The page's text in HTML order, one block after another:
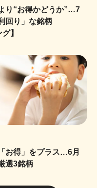
り“お得かどうか”…7
回り」な銘柄
】
お得」をプラス…6月
選3銘柄